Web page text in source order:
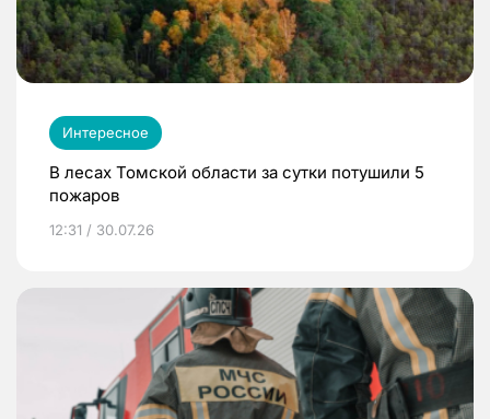
Интересное
В лесах Томской области за сутки потушили 5
пожаров
12:31 / 30.07.26